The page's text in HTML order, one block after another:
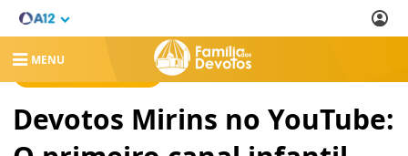
MENU
Devotos Mirins no YouTube: